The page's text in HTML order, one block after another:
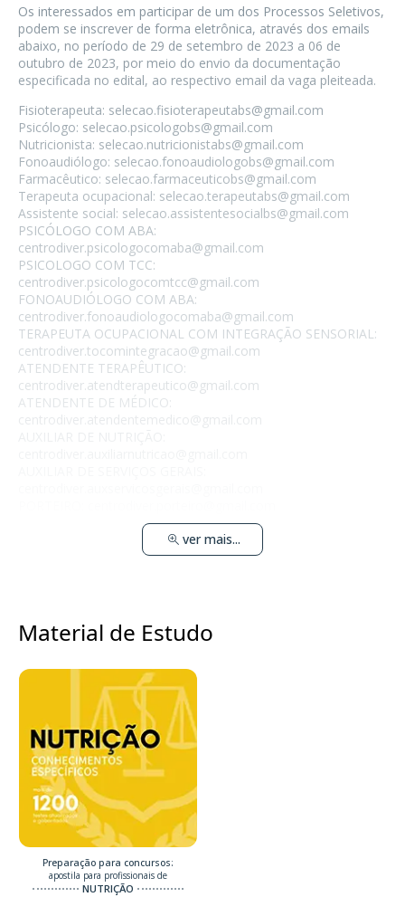
Os interessados em participar de um dos Processos Seletivos,
podem se inscrever de forma eletrônica, através dos emails
abaixo, no período de 29 de setembro de 2023 a 06 de
outubro de 2023, por meio do envio da documentação
especificada no edital, ao respectivo email da vaga pleiteada.
Fisioterapeuta: selecao.fisioterapeutabs@gmail.com
Psicólogo: selecao.psicologobs@gmail.com
Nutricionista: selecao.nutricionistabs@gmail.com
Fonoaudiólogo: selecao.fonoaudiologobs@gmail.com
Farmacêutico: selecao.farmaceuticobs@gmail.com
Terapeuta ocupacional: selecao.terapeutabs@gmail.com
Assistente social: selecao.assistentesocialbs@gmail.com
PSICÓLOGO COM ABA:
centrodiver.psicologocomaba@gmail.com
PSICOLOGO COM TCC:
centrodiver.psicologocomtcc@gmail.com
FONOAUDIÓLOGO COM ABA:
centrodiver.fonoaudiologocomaba@gmail.com
TERAPEUTA OCUPACIONAL COM INTEGRAÇÃO SENSORIAL:
centrodiver.tocomintegracao@gmail.com
ATENDENTE TERAPÊUTICO:
centrodiver.atendterapeutico@gmail.com
ATENDENTE DE MÉDICO:
centrodiver.atendentemedico@gmail.com
ver mais...
Material de Estudo
Preparação para concursos:
apostila para profissionais de
NUTRIÇÃO